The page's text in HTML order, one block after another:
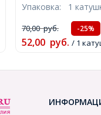
катушка,
Упаковка: 1
70,00руб. -25%
52,00 руб. / 1